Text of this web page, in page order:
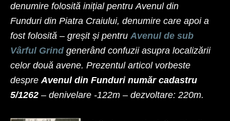
denumire folosită inițial pentru Avenul din
Funduri din Piatra Craiului, denumire care apoi a
fost folosită – greșit și pentru Avenul de sub
Vârful Grindgenerând confuzii asupra localizării
celor două avene. Prezentul articol vorbeste
despreAvenul din Funduri număr cadastru
5/1262 – denivelare -122m – dezvoltare: 220m.